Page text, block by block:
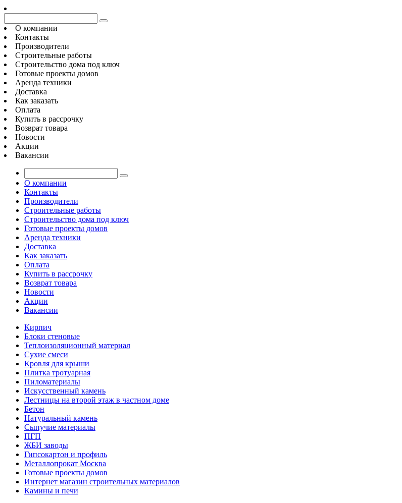
О компании
Контакты
Производители
Строительные работы
Строительство дома под ключ
Готовые проекты домов
Аренда техники
Доставка
Как заказать
Оплата
Купить в рассрочку
Возврат товара
Новости
Акции
Вакансии
О компании
Контакты
Производители
Строительные работы
Строительство дома под ключ
Готовые проекты домов
Аренда техники
Доставка
Как заказать
Оплата
Купить в рассрочку
Возврат товара
Новости
Акции
Вакансии
Кирпич
Блоки стеновые
Теплоизоляционный материал
Сухие смеси
Кровля для крыши
Плитка тротуарная
Пиломатериалы
Искусственный камень
Лестницы на второй этаж в частном доме
Бетон
Натуральный камень
Сыпучие материалы
ПГП
ЖБИ заводы
Гипсокартон и профиль
Металлопрокат Москва
Готовые проекты домов
Интернет магазин строительных материалов
Камины и печи